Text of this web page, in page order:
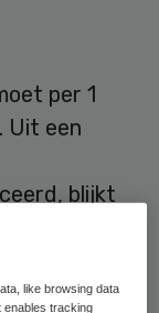
per 1
Uit een
blijkt
like browsing data
enables tracking